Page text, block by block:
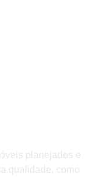
planejados e
qualidade, como